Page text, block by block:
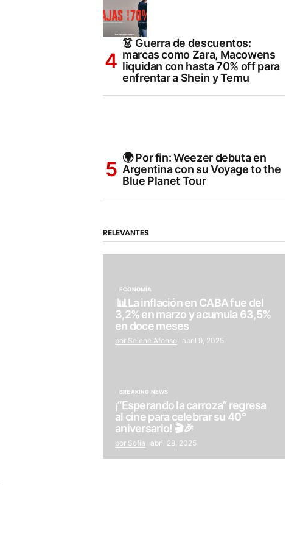
👗 Guerra de descuentos:
marcas como Zara, Macowens
liquidan con hasta 70% off para
enfrentar a Shein y Temu
🌍 Por fin: Weezer debuta en
Argentina con su Voyage to the
Blue Planet Tour
RELEVANTES
ECONOMÍA
📊La inflación en CABA fue del
3,2% en marzo y acumula 63,5%
en doce meses
por Selene Afonso abril 9, 2025
BREAKING NEWS
¡“Esperando la carroza” regresa
al cine para celebrar su 40°
aniversario! 🎬🎉
por Sofía abril 28, 2025